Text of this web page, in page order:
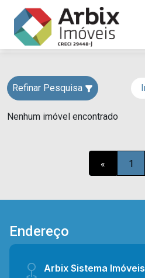
Refinar Pesquisa
Nenhum imóvel encontrado
« 1
Endereço
Arbix Sistema Imóveis